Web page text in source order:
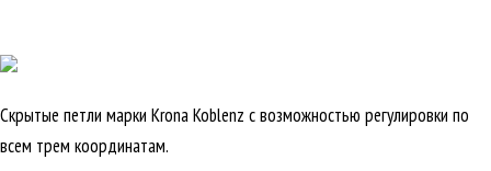
Скрытые петли марки Krona Koblenz с возможностью регулировки по
всем трем координатам.